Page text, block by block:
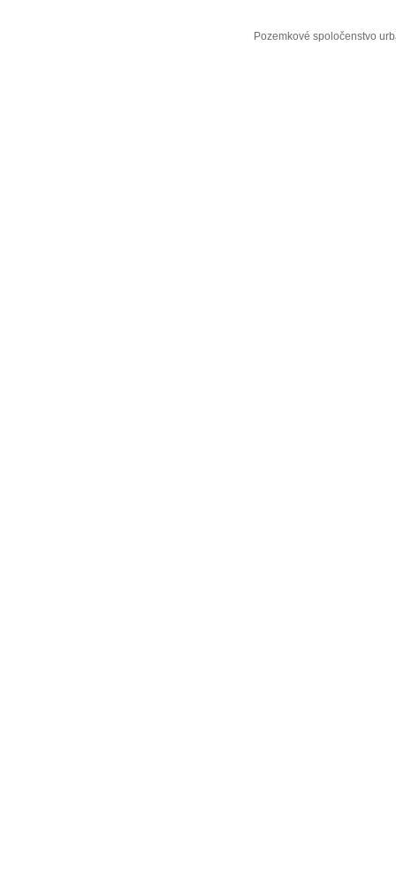
Pozemkové spoločenstvo